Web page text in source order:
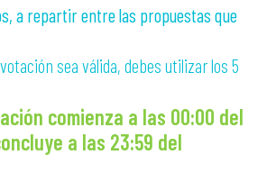
a repartir entre las propuestas que
sea válida, debes utilizar los 5
comienza a las 00:00 del
a las 23:59 del